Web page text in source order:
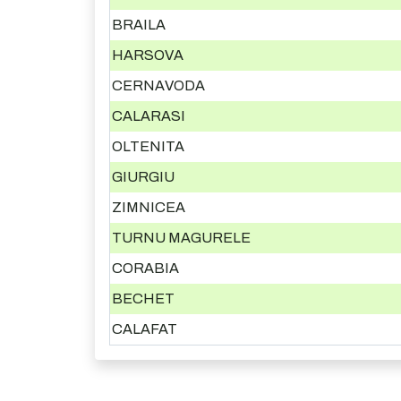
BRAILA
HARSOVA
CERNAVODA
CALARASI
OLTENITA
GIURGIU
ZIMNICEA
TURNU MAGURELE
CORABIA
BECHET
CALAFAT